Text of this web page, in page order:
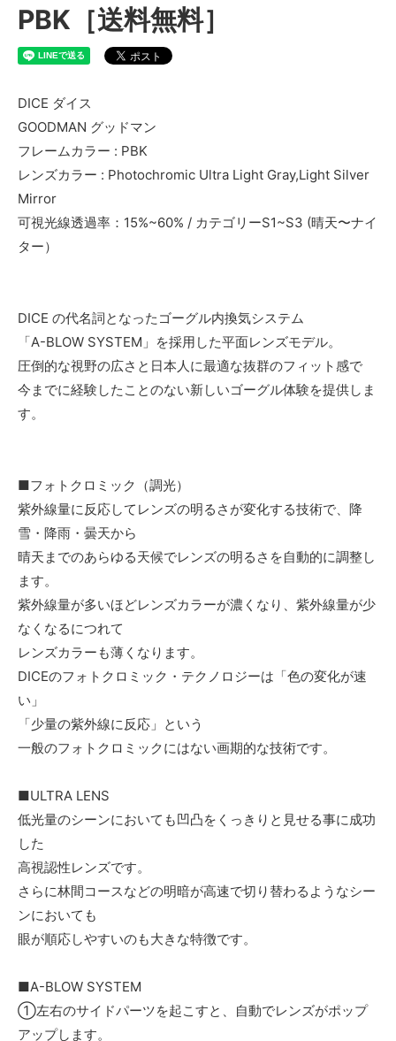
PBK［送料無料］
DICE ダイス
GOODMAN グッドマン
フレームカラー : PBK
レンズカラー : Photochromic Ultra Light Gray,Light Silver
Mirror
可視光線透過率：15%~60% / カテゴリーS1~S3 (晴天〜ナイ
ター）
DICE の代名詞となったゴーグル内換気システム
「A-BLOW SYSTEM」を採用した平面レンズモデル。
圧倒的な視野の広さと日本人に最適な抜群のフィット感で
今までに経験したことのない新しいゴーグル体験を提供しま
す。
■フォトクロミック（調光）
紫外線量に反応してレンズの明るさが変化する技術で、降
雪・降雨・曇天から
晴天までのあらゆる天候でレンズの明るさを自動的に調整し
ます。
紫外線量が多いほどレンズカラーが濃くなり、紫外線量が少
なくなるにつれて
レンズカラーも薄くなります。
DICEのフォトクロミック・テクノロジーは「色の変化が速
い」
「少量の紫外線に反応」という
一般のフォトクロミックにはない画期的な技術です。
■ULTRA LENS
低光量のシーンにおいても凹凸をくっきりと見せる事に成功
した
高視認性レンズです。
さらに林間コースなどの明暗が高速で切り替わるようなシー
ンにおいても
眼が順応しやすいのも大きな特徴です。
■A-BLOW SYSTEM
①左右のサイドパーツを起こすと、自動でレンズがポップ
アップします。